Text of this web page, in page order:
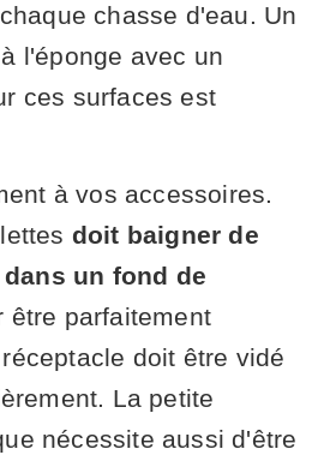
chasse d'eau. Un
l'éponge avec un
ces surfaces est
à vos accessoires.
doit baigner de
un fond de
être parfaitement
doit être vidé
La petite
nécessite aussi d'être